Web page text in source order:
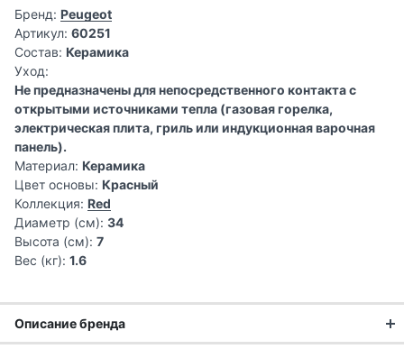
Бренд: Peugeot
Артикул: 60251
Состав: Керамика
Уход:
Не предназначены для непосредственного контакта с
открытыми источниками тепла (газовая горелка,
электрическая плита, гриль или индукционная варочная
панель).
Материал: Керамика
Цвет основы: Красный
Коллекция: Red
Диаметр (см): 34
Высота (см): 7
Вес (кг): 1.6
Описание бренда